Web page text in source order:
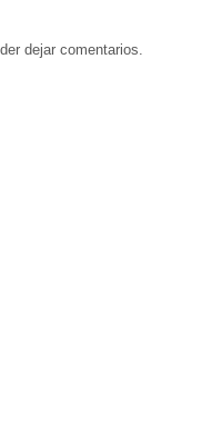
dejar comentarios.